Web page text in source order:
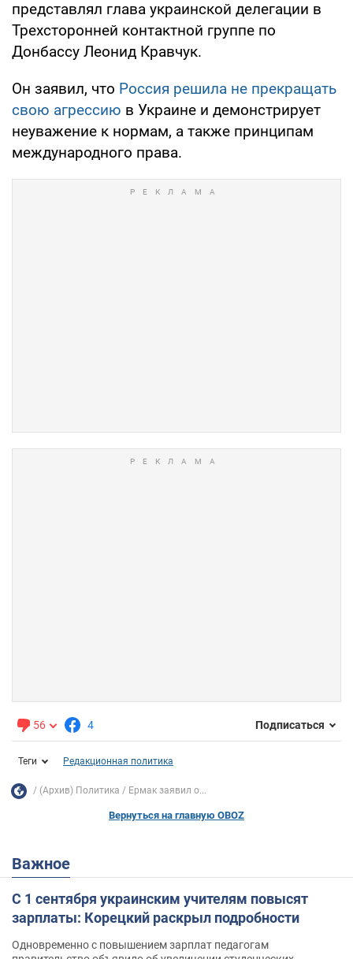
представлял глава украинской делегации в
Трехсторонней контактной группе по
Донбассу Леонид Кравчук.
Он заявил, что Россия решила не прекращать
свою агрессию в Украине и демонстрирует
неуважение к нормам, а также принципам
международного права.
56 4 Подписаться
Теги Редакционная политика
(Архив) Политика Ермак заявил о...
Вернуться на главную OBOZ
Важное
С 1 сентября украинским учителям повысят
зарплаты: Корецкий раскрыл подробности
Одновременно с повышением зарплат педагогам